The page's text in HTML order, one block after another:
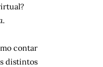
contar
distintos